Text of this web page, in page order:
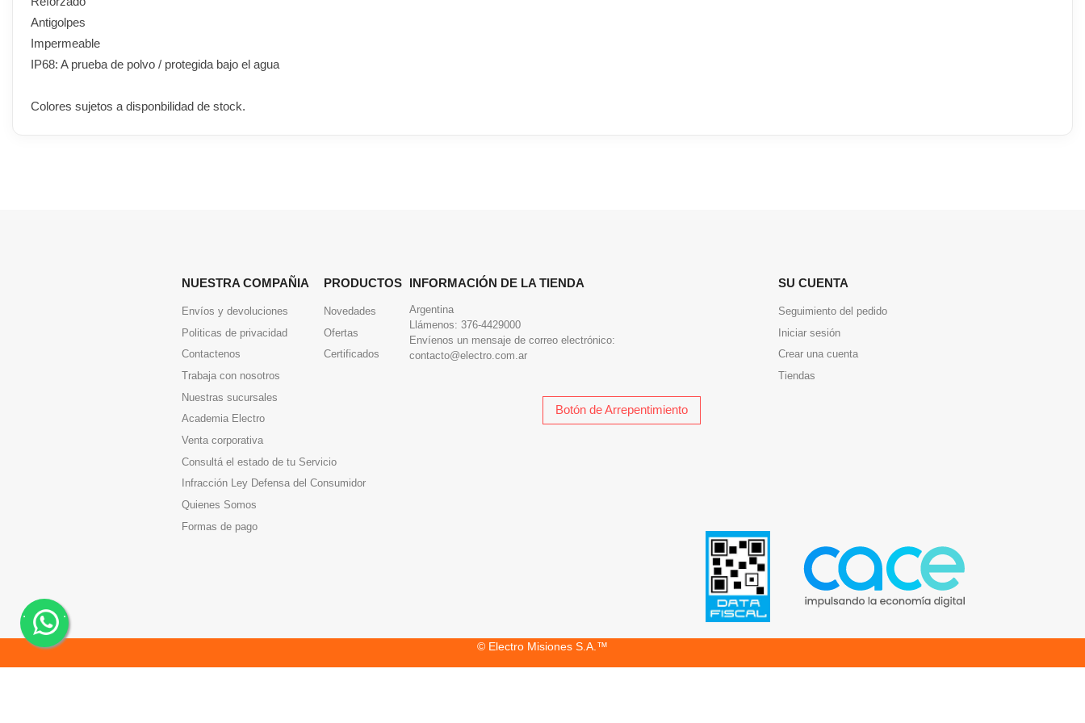
Antigolpes
Impermeable
IP68: A prueba de polvo / protegida bajo el agua
Colores sujetos a disponbilidad de stock.
NUESTRA COMPAÑIA
Envíos y devoluciones
Politicas de privacidad
Contactenos
Trabaja con nosotros
Nuestras sucursales
Academia Electro
Venta corporativa
Consultá el estado de tu Servicio
Infracción Ley Defensa del Consumidor
Quienes Somos
Formas de pago
PRODUCTOS
Novedades
Ofertas
Certificados
INFORMACIÓN DE LA TIENDA
Argentina
Llámenos: 376-4429000
Envíenos un mensaje de correo electrónico:
contacto@electro.com.ar
SU CUENTA
Seguimiento del pedido
Iniciar sesión
Crear una cuenta
Tiendas
Botón de Arrepentimiento
© Electro Misiones S.A.™
. .